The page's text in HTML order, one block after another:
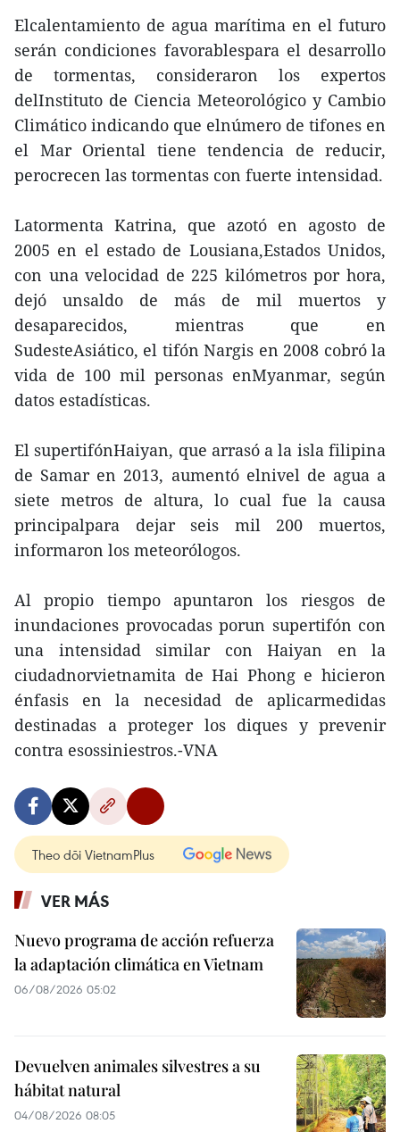
Elcalentamiento de agua marítima en el futuro
serán condiciones favorablespara el desarrollo
de tormentas, consideraron los expertos
delInstituto de Ciencia Meteorológico y Cambio
Climático indicando que elnúmero de tifones en
el Mar Oriental tiene tendencia de reducir,
perocrecen las tormentas con fuerte intensidad.
Latormenta Katrina, que azotó en agosto de
2005 en el estado de Lousiana,Estados Unidos,
con una velocidad de 225 kilómetros por hora,
dejó unsaldo de más de mil muertos y
desaparecidos, mientras que en
SudesteAsiático, el tifón Nargis en 2008 cobró la
vida de 100 mil personas enMyanmar, según
datos estadísticas.
El supertifónHaiyan, que arrasó a la isla filipina
de Samar en 2013, aumentó elnivel de agua a
siete metros de altura, lo cual fue la causa
principalpara dejar seis mil 200 muertos,
informaron los meteorólogos.
Al propio tiempo apuntaron los riesgos de
inundaciones provocadas porun supertifón con
una intensidad similar con Haiyan en la
ciudadnorvietnamita de Hai Phong e hicieron
énfasis en la necesidad de aplicarmedidas
destinadas a proteger los diques y prevenir
contra esossiniestros.-VNA
Theo dõi VietnamPlus
VER MÁS
Nuevo programa de acción refuerza
la adaptación climática en Vietnam
06/08/2026 05:02
Devuelven animales silvestres a su
hábitat natural
04/08/2026 08:05